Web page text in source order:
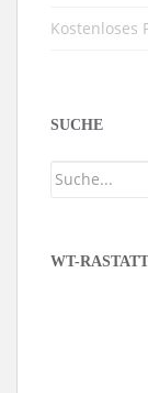
Kostenloses
SUCHE
WT-